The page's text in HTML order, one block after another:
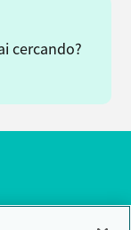
cercando?